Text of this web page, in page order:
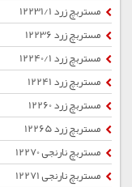
مستربچ زرد 12231/1
مستربچ زرد 12236
مستربچ زرد 12240/1
مستربچ زرد 12241
مستربچ زرد 12260
مستربچ زرد 12265
مستربچ نارنجی 12270
مستربچ نارنجی 12271